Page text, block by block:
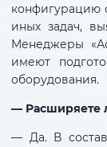
конфигурацию
иных задач,
Менеджеры
имеют
оборудования.
— Расширяете
— Да. В